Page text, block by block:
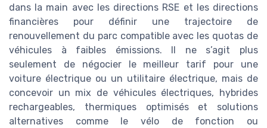
dans la main avec les directions RSE et les directions
financières pour définir une trajectoire de
renouvellement du parc compatible avec les quotas de
véhicules à faibles émissions. Il ne s’agit plus
seulement de négocier le meilleur tarif pour une
voiture électrique ou un utilitaire électrique, mais de
concevoir un mix de véhicules électriques, hybrides
rechargeables, thermiques optimisés et solutions
alternatives comme le vélo de fonction ou